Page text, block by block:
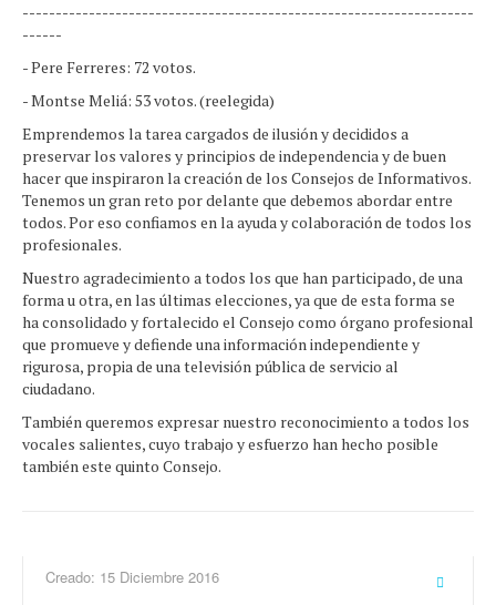
--------------------------------------------------------------------
------
- Pere Ferreres: 72 votos.
- Montse Meliá: 53 votos. (reelegida)
Emprendemos la tarea cargados de ilusión y decididos a
preservar los valores y principios de independencia y de buen
hacer que inspiraron la creación de los Consejos de Informativos.
Tenemos un gran reto por delante que debemos abordar entre
todos. Por eso confiamos en la ayuda y colaboración de todos los
profesionales.
Nuestro agradecimiento a todos los que han participado, de una
forma u otra, en las últimas elecciones, ya que de esta forma se
ha consolidado y fortalecido el Consejo como órgano profesional
que promueve y defiende una información independiente y
rigurosa, propia de una televisión pública de servicio al
ciudadano.
También queremos expresar nuestro reconocimiento a todos los
vocales salientes, cuyo trabajo y esfuerzo han hecho posible
también este quinto Consejo.
Creado: 15 Diciembre 2016